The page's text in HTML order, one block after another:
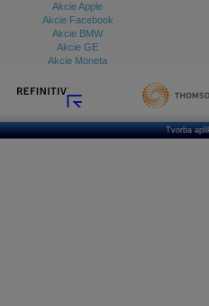
Akcie Apple
Akcie Facebook
Akcie BMW
Akcie GE
Akcie Moneta
Tvorba